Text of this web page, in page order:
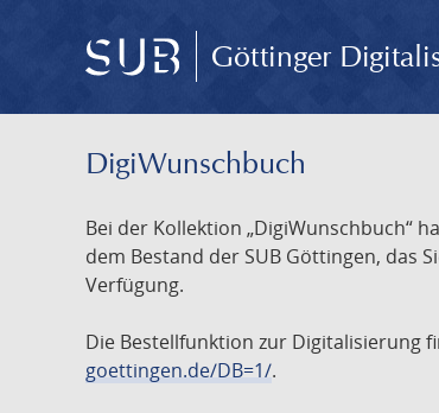
Göttinger
DigiWunschbuch
Bei der Kollektion „DigiWunschbuch“
dem Bestand der SUB Göttingen, das
Verfügung.
Die Bestellfunktion zur Digitalisierung
goettingen.de/DB=1/.